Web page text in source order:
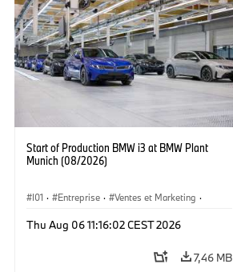
Start of Production BMW i3 at BMW Plant
Munich (08/2026)
I01 · Entreprise · Ventes et Marketing ·
Thu Aug 06 11:16:02 CEST 2026
7,46 MB